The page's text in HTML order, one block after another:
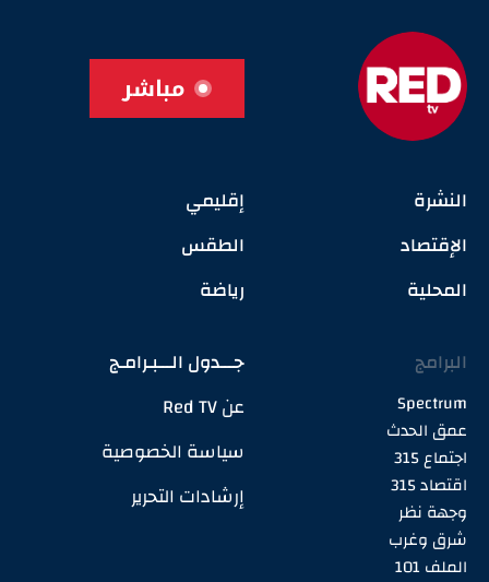
مباشر
النشرة
الإقتصاد
المحلية
إقليمي
الطقس
رياضة
البرامج
Spectrum
عمق الحدث
اجتماع 315
اقتصاد 315
وجهة نظر
شرق وغرب
الملف 101
جـــدول الـــبـرامـج
عن Red TV
سياسة الخصوصية
إرشادات التحرير